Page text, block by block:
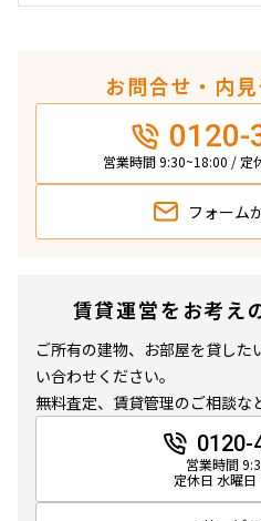
当社限定物件
専任物件
三井の賃貸物件
申込無し物件のみ表示
ペット可・相談
楽器可・相談
より詳細な絞り込み
建物施設やお部屋の設備、方位、
お問合せ・内
0120-
営業時間 9:30~18:00 / 定
フォーム
賃貸運営をお考え
ご所有の建物、お部屋を貸し
い合わせください。
無料査定、賃貸管理のご相談な
0120-
営業時間
定休日 水曜